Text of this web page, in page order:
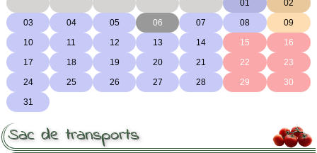
Sac de transports